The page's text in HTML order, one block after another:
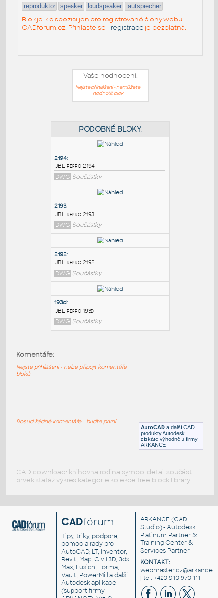
reproduktor speaker loudspeaker lautsprecher
Blok je k dispozici jen pro registrované členy webu
CADforum.cz. Přihlaste se - registrace je bezplatná.
Vaše hodnocení:
Nejste přihlášeni - nemůžete
hodnotit blok
PODOBNÉ BLOKY:
2194:
JBL repro 2194
DWG
JBL repro 2193
DWG Součástky
DWG Součástky
Součástky AutoCAD a další CAD
produkty Autodesk
získáte výhodně u firmy
ARKANCE
Komentáře:
Nejste přihlášeni - nelze připojit komentáře
bloků
Dosud žádné komentáře - buďte první
CAD download: knihovna rodina symbol detail součást
prvek stafáž výkres kategorie kolekce free block library
CADfórum
Tipy, triky, podpora,
pomoc a rady pro
AutoCAD, LT, Inventor,
Revit, Map, Civil 3D, 3ds
Max, Fusion, Forma,
Vault, PowerMill a další
Autodesk aplikace
(support firmy
ARKANCE (CAD
Studio) - Autodesk
Platinum Partner &
Training Center &
Services Partner
KONTAKT:
| tel. +420 910 970 111